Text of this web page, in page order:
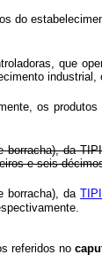
do
que
industrial,
os
da
e seis
borracha), daTIPI
referidos no